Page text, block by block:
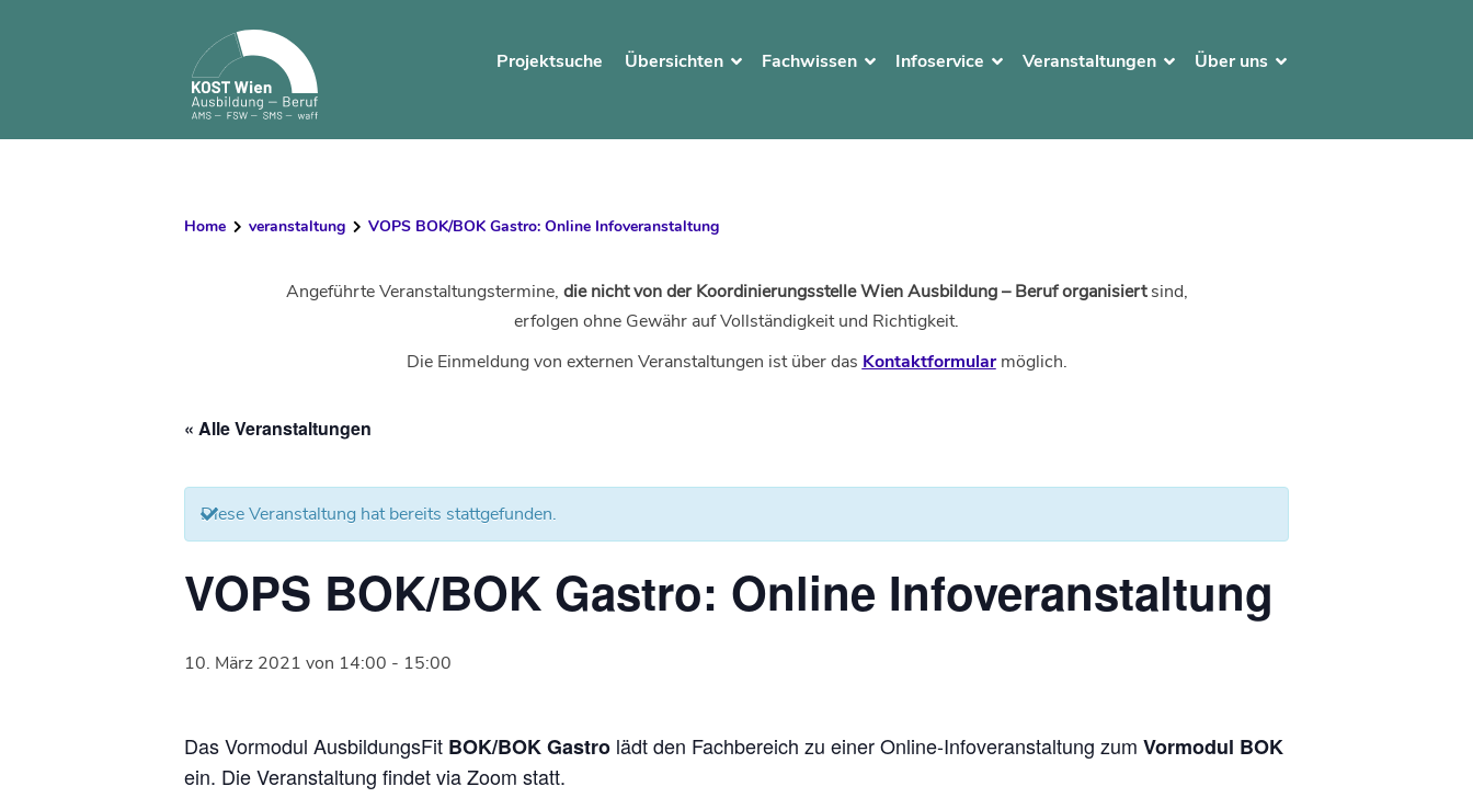
Projektsuche Übersichten Fachwissen Infoservice Veranstaltungen Über uns
Home veranstaltung VOPS BOK/BOK Gastro: Online Infoveranstaltung
Angeführte Veranstaltungstermine, die nicht von der Koordinierungsstelle Wien Ausbildung – Beruf organisiertsind,
erfolgen ohne Gewähr auf Vollständigkeit und Richtigkeit.
Die Einmeldung von externen Veranstaltungen ist über das Kontaktformularmöglich.
« Alle Veranstaltungen
Diese Veranstaltung hat bereits stattgefunden.
VOPS BOK/BOK Gastro: Online Infoveranstaltung
10. März 2021 von 14:00 - 15:00
Das Vormodul AusbildungsFit BOK/BOK Gastro lädt den Fachbereich zu einer Online-Infoveranstaltung zum Vormodul BOK
ein. Die Veranstaltung findet via Zoom statt.